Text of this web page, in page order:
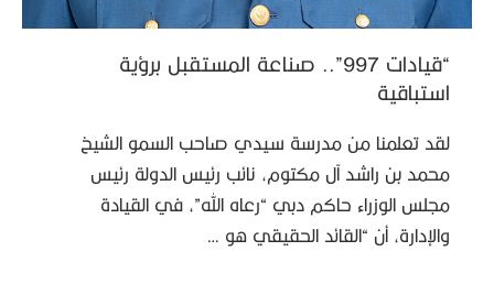
“قيادات 997”.. صناعة المستقبل برؤية
استباقية
لقد تعلمنا من مدرسة سيدي صاحب السمو الشيخ
محمد بن راشد آل مكتوم، نائب رئيس الدولة رئيس
مجلس الوزراء حاكم دبي “رعاه الله”، في القيادة
والإدارة، أن “القائد الحقيقي هو …